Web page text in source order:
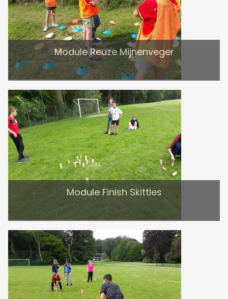
Module Reuze Mijnenveger
Module Finish Skittles